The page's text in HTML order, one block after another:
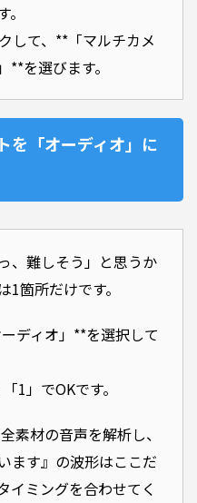
して、**「マルチカメ
を選びます。
を「オーディオ」に
、難しそう」と思うか
箇所だけです。
ディオ」**を選択して
1」でOKです。
素材の音声を解析し、
ます』の波形はここだ
イミングを合わせてく